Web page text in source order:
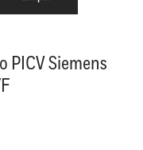
PICV Siemens